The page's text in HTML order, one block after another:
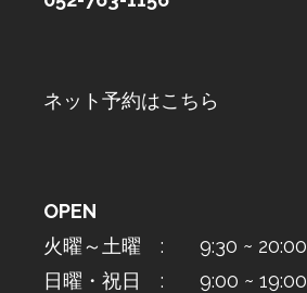
ネット予約はこちら
OPEN
火曜～土曜 : 9:30 ~ 20:00
日曜・祝日 : 9:00 ~ 19:00